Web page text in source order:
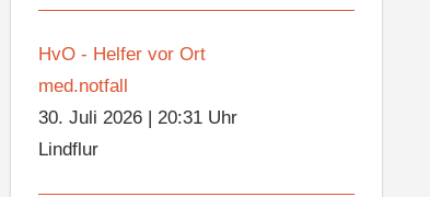
HvO - Helfer vor Ort
med.notfall
30. Juli 2026 |20:31 Uhr
Lindflur